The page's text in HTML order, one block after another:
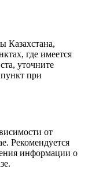
Казахстана,
где имеется
уточните
при
от
Рекомендуется
информации о